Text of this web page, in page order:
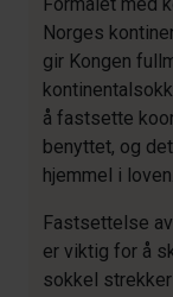
Norges
gir Kongen
å fastsette
benyttet, og
hjemmel i loven.
Fastsettelse
er viktig for å
sokkel